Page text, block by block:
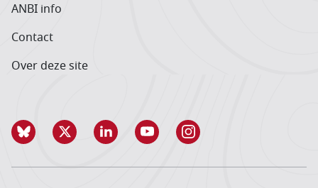
ANBI info
Contact
Over deze site